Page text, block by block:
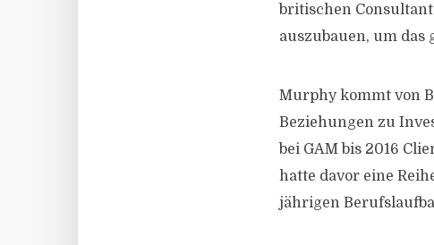
britischen
auszubauen, um das
Murphy kommt von
Beziehungen zu
bei GAM bis 2016
hatte davor eine
jährigen